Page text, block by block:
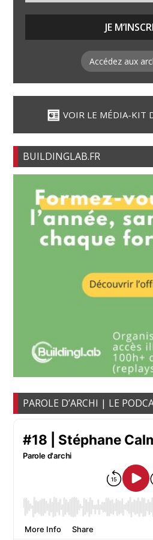
Accédez aux
VOIR LE MÉDIA-KIT
BUILDINGLAB.FR
PAROLE D’ARCHI | LE